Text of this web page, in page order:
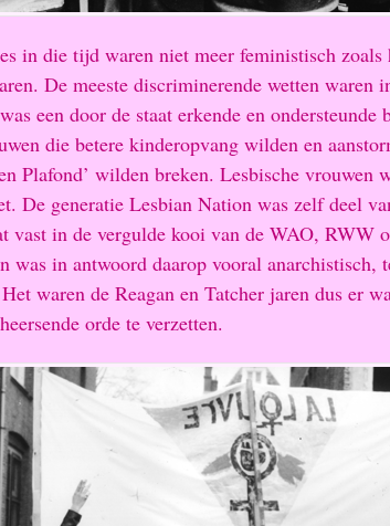
in die tijd waren niet meer feministisch zoals
De meeste discriminerende wetten waren
een door de staat erkende en ondersteunde
die betere kinderopvang wilden en
Plafond’ wilden breken. Lesbische vrouwen
De generatie Lesbian Nation was zelf deel
vast in de vergulde kooi van de WAO, RWW
was in antwoord daarop vooral anarchistisch,
waren de Reagan en Tatcher jaren dus er
orde te verzetten.